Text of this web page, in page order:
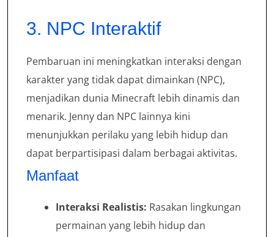
3. NPC Interaktif
Pembaruan ini meningkatkan interaksi dengan
karakter yang tidak dapat dimainkan (NPC),
menjadikan dunia Minecraft lebih dinamis dan
menarik. Jenny dan NPC lainnya kini
menunjukkan perilaku yang lebih hidup dan
dapat berpartisipasi dalam berbagai aktivitas.
Manfaat
Interaksi Realistis: Rasakan lingkungan
permainan yang lebih hidup dan